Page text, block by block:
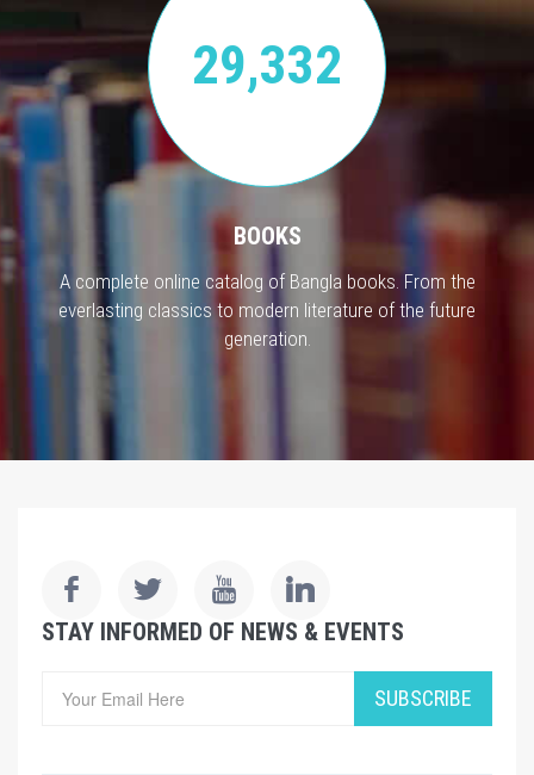
29,332
BOOKS
A complete online catalog of Bangla books. From the
everlasting classics to modern literature of the future
generation.
STAY INFORMED OF NEWS & EVENTS
SUBSCRIBE